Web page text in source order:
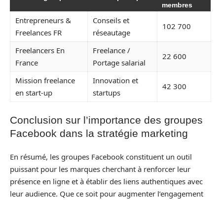
membres
Entrepreneurs &
Freelances FR
Conseils et
réseautage
102 700
Freelancers En
France
Freelance /
Portage salarial
22 600
Mission freelance
en start-up
Innovation et
startups
42 300
Conclusion sur l’importance des groupes
Facebook dans la stratégie marketing
En résumé, les groupes Facebook constituent un outil
puissant pour les marques cherchant à renforcer leur
présence en ligne et à établir des liens authentiques avec
leur audience. Que ce soit pour augmenter l’engagement